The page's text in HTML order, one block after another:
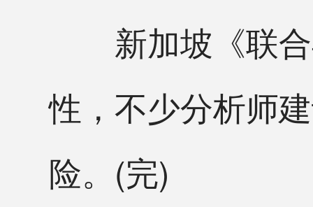
新加坡《联合
性，不少分析师
险。(完)